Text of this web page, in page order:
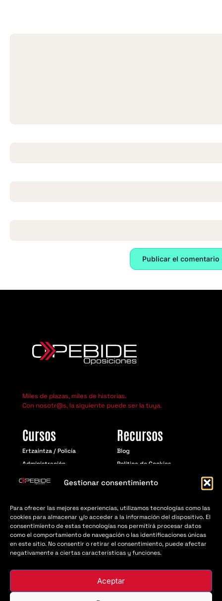
Gestionar consentimiento
Para ofrecer las mejores experiencias, utilizamos tecnologías como las
cookies para almacenar y/o acceder a la información del dispositivo. El
consentimiento de estas tecnologías nos permitirá procesar datos
como el comportamiento de navegación o las identificaciones únicas
en este sitio. No consentir o retirar el consentimiento, puede afectar
negativamente a ciertas características y funciones.
Aceptar
Miles de plazas, miles de historias.
Con nosotr@s, la siguiente puede ser la tuya.
Cursos
Ertzaintza / Policía
Administración
Educación
Recursos
Blog
Política de Cookies
© Opebide 2018 - 2026 | Todos los derechos
resevados